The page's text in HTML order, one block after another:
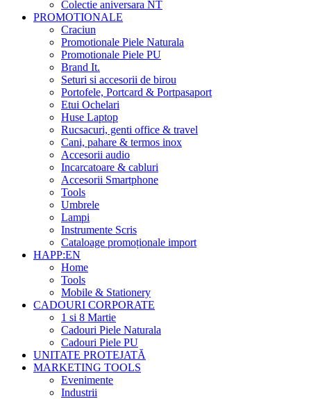
Colectie aniversara NT
PROMOTIONALE
Craciun
Promotionale Piele Naturala
Promotionale Piele PU
Brand It.
Seturi si accesorii de birou
Portofele, Portcard & Portpasaport
Etui Ochelari
Huse Laptop
Rucsacuri, genti office & travel
Cani, pahare & termos inox
Accesorii audio
Incarcatoare & cabluri
Accesorii Smartphone
Tools
Umbrele
Lampi
Instrumente Scris
Cataloage promoționale import
HAPP:EN
Home
Tools
Mobile & Stationery
CADOURI CORPORATE
1 si 8 Martie
Cadouri Piele Naturala
Cadouri Piele PU
UNITATE PROTEJATĂ
MARKETING TOOLS
Evenimente
Industrii